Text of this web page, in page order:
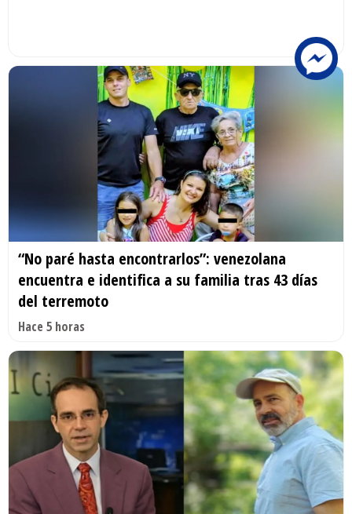
“No paré hasta encontrarlos”: venezolana
encuentra e identifica a su familia tras 43 días
del terremoto
Hace 5 horas